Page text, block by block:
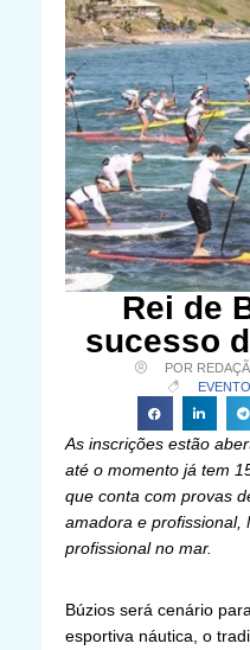
Rei de
sucesso
POR
As inscrições estão
até o momento já tem
que conta com provas
amadora e profissional,
profissional no mar.
Búzios será cenário
esportiva náutica, o